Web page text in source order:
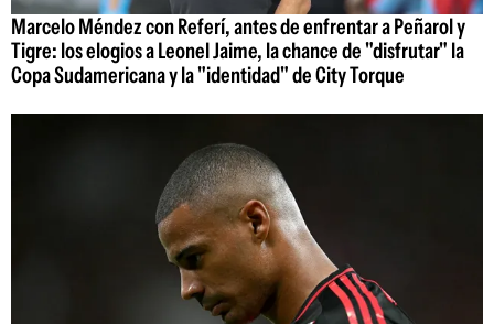
Marcelo Méndez con Referí, antes de enfrentar a Peñarol y
Tigre: los elogios a Leonel Jaime, la chance de "disfrutar" la
Copa Sudamericana y la "identidad" de City Torque